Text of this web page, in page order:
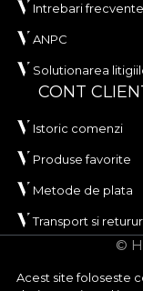
Acest site foloseste
Intrebari frecvente
ANPC
Solutionarea
CONT
Istoric comenzi
Produse favorite
Metode de plata
Transport si
©